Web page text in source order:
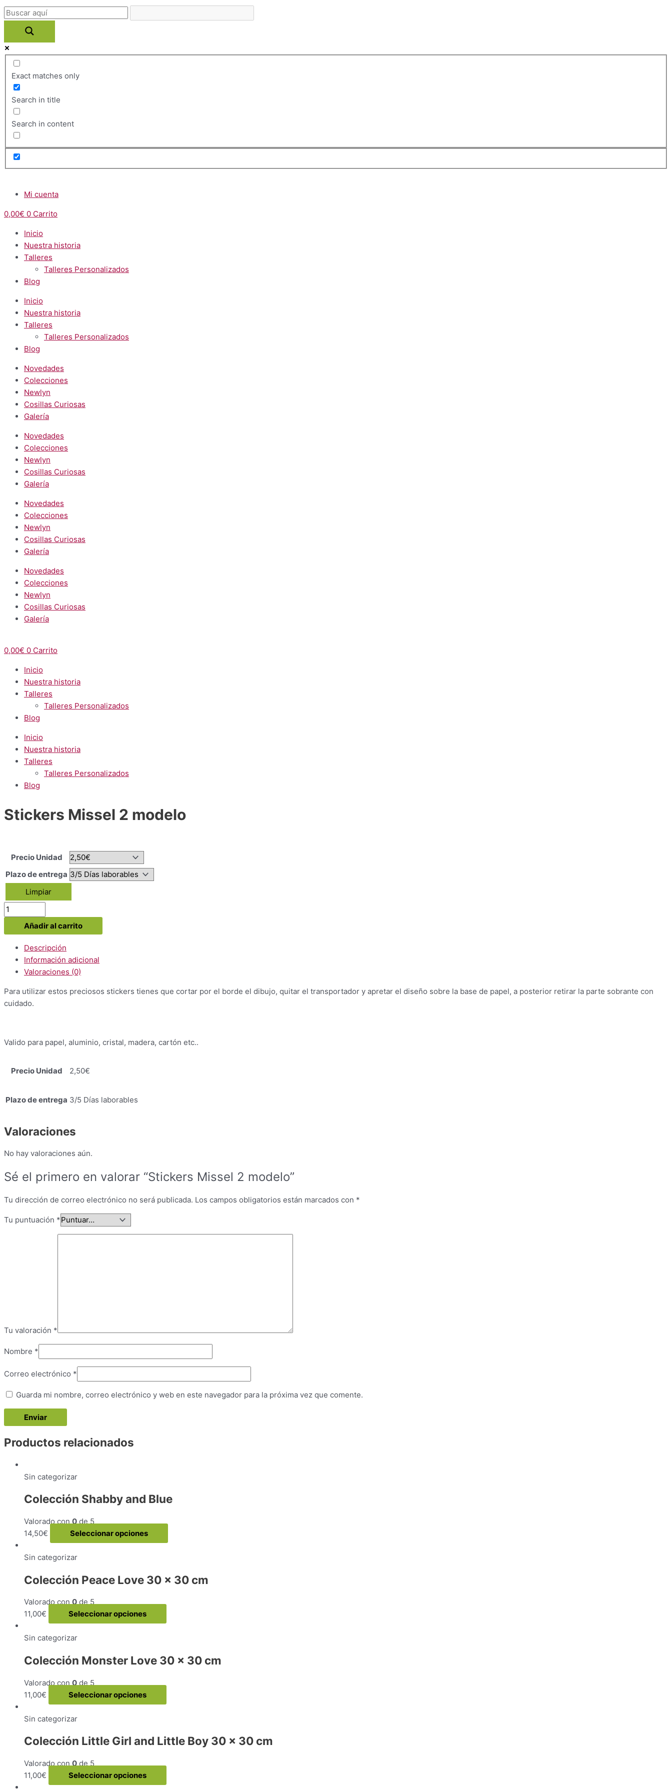
Ir
al
contenido
Exact matches only
Search in title
Search in content
Menú Mi cuenta
0,00€ 0 Carrito
Inicio
Nuestra historia
Talleres
Talleres Personalizados
Blog
Inicio
Nuestra historia
Talleres
Talleres Personalizados
Blog
Novedades
Colecciones
Newlyn
Cosillas Curiosas
Galería
Novedades
Colecciones
Newlyn
Cosillas Curiosas
Galería
Novedades
Colecciones
Newlyn
Cosillas Curiosas
Galería
Novedades
Colecciones
Newlyn
Cosillas Curiosas
Galería
0,00€ 0 Carrito
Inicio
Nuestra historia
Talleres
Talleres Personalizados
Blog
Inicio
Nuestra historia
Talleres
Talleres Personalizados
Blog
Stickers Missel 2 modelo
Precio Unidad
Plazo de entrega
Limpiar
Stickers
Missel
2
modelo
cantidad
Añadir al carrito
Descripción
Información adicional
Valoraciones (0)
Para utilizar estos preciosos stickers tienes que cortar por el borde el dibujo, quitar el transportador y apretar el diseño sobre la base de papel, a posterior retirar la parte sobrante con
cuidado.
Valido para papel, aluminio, cristal, madera, cartón etc..
Precio Unidad 2,50€
Plazo de entrega 3/5 Días laborables
Valoraciones
No hay valoraciones aún.
Sé el primero en valorar “Stickers Missel 2 modelo”
Tu dirección de correo electrónico no será publicada. Los campos obligatorios están marcados con *
Tu puntuación *
Tu valoración *
Nombre *
Correo electrónico *
Guarda mi nombre, correo electrónico y web en este navegador para la próxima vez que comente.
Productos relacionados
Sin categorizar
Colección Shabby and Blue
Valorado con0de 5
14,50€ Seleccionar opciones
producto
variantes.
la
Sin categorizar
Colección Peace Love 30 x 30 cm
Valorado con0de 5
11,00€ Seleccionar opciones
producto
variantes.
opciones
la
de
Sin categorizar
Colección Monster Love 30 x 30 cm
Valorado con 0 de 5
11,00€ Seleccionar opciones
producto
variantes.
opciones
Sin categorizar
Colección Little Girl and Little Boy 30 x 30 cm
Valorado con0de 5
11,00€ Seleccionar opciones
producto